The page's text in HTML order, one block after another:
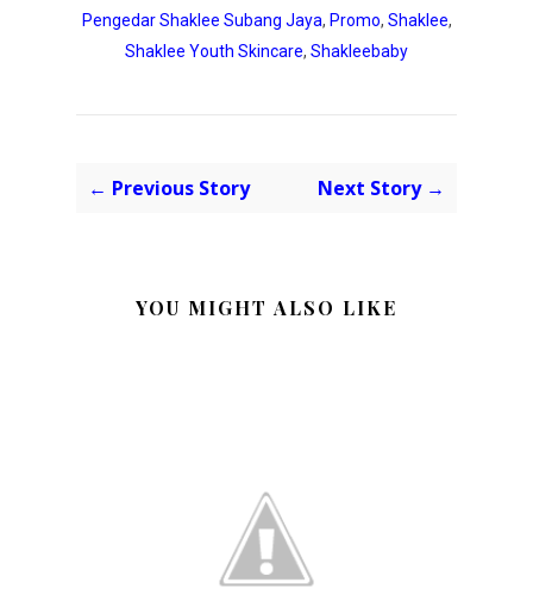
Pengedar Shaklee Subang Jaya, Promo, Shaklee,
Shaklee Youth Skincare, Shakleebaby
← Previous Story Next Story →
YOU MIGHT ALSO LIKE